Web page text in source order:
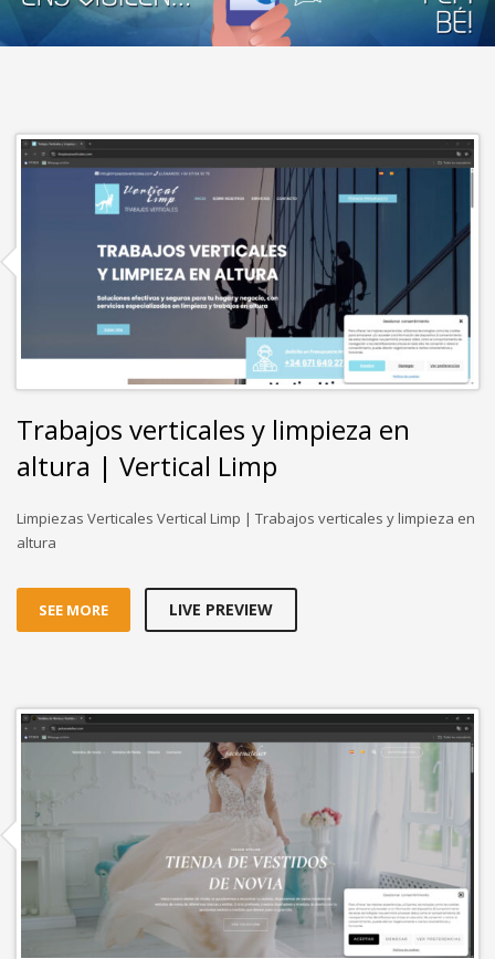
Trabajos verticales y limpieza en
altura | Vertical Limp
Limpiezas Verticales Vertical Limp | Trabajos verticales y limpieza en
altura
SEE MORE LIVE PREVIEW